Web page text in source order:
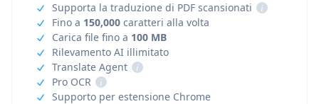
Supporta la traduzione di PDF scansionati
i
Fino a 150,000 caratteri alla volta
Carica file fino a 100 MB
Rilevamento AI illimitato
Translate Agent
i
Pro OCR
i
Supporto per estensione Chrome